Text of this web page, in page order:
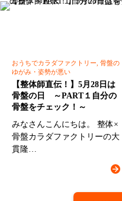
おうちでカラダファクトリー, 骨盤の
ゆがみ・姿勢が悪い
【整体師直伝！】5月28日は
骨盤の日 ～PART１自分の
骨盤をチェック！～
みなさんこんにちは。 整体×
骨盤カラダファクトリーの大
貫隆…